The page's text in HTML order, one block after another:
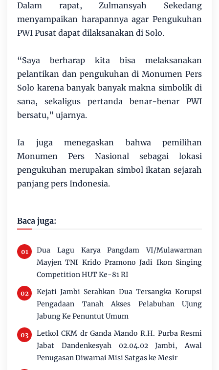
Dalam rapat, Zulmansyah Sekedang
menyampaikan harapannya agar Pengukuhan
PWI Pusat dapat dilaksanakan di Solo.
“Saya berharap kita bisa melaksanakan
pelantikan dan pengukuhan di Monumen Pers
Solo karena banyak banyak makna simbolik di
sana, sekaligus pertanda benar-benar PWI
bersatu,” ujarnya.
Ia juga menegaskan bahwa pemilihan
Monumen Pers Nasional sebagai lokasi
pengukuhan merupakan simbol ikatan sejarah
panjang pers Indonesia.
Baca juga:
Dua Lagu Karya Pangdam VI/Mulawarman
Mayjen TNI Krido Pramono Jadi Ikon Singing
Competition HUT Ke-81 RI
Kejati Jambi Serahkan Dua Tersangka Korupsi
Pengadaan Tanah Akses Pelabuhan Ujung
Jabung Ke Penuntut Umum
Letkol CKM dr Ganda Mando R.H. Purba Resmi
Jabat Dandenkesyah 02.04.02 Jambi, Awal
Penugasan Diwarnai Misi Satgas ke Mesir